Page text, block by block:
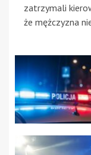
zatrzymali
że mężczyzna